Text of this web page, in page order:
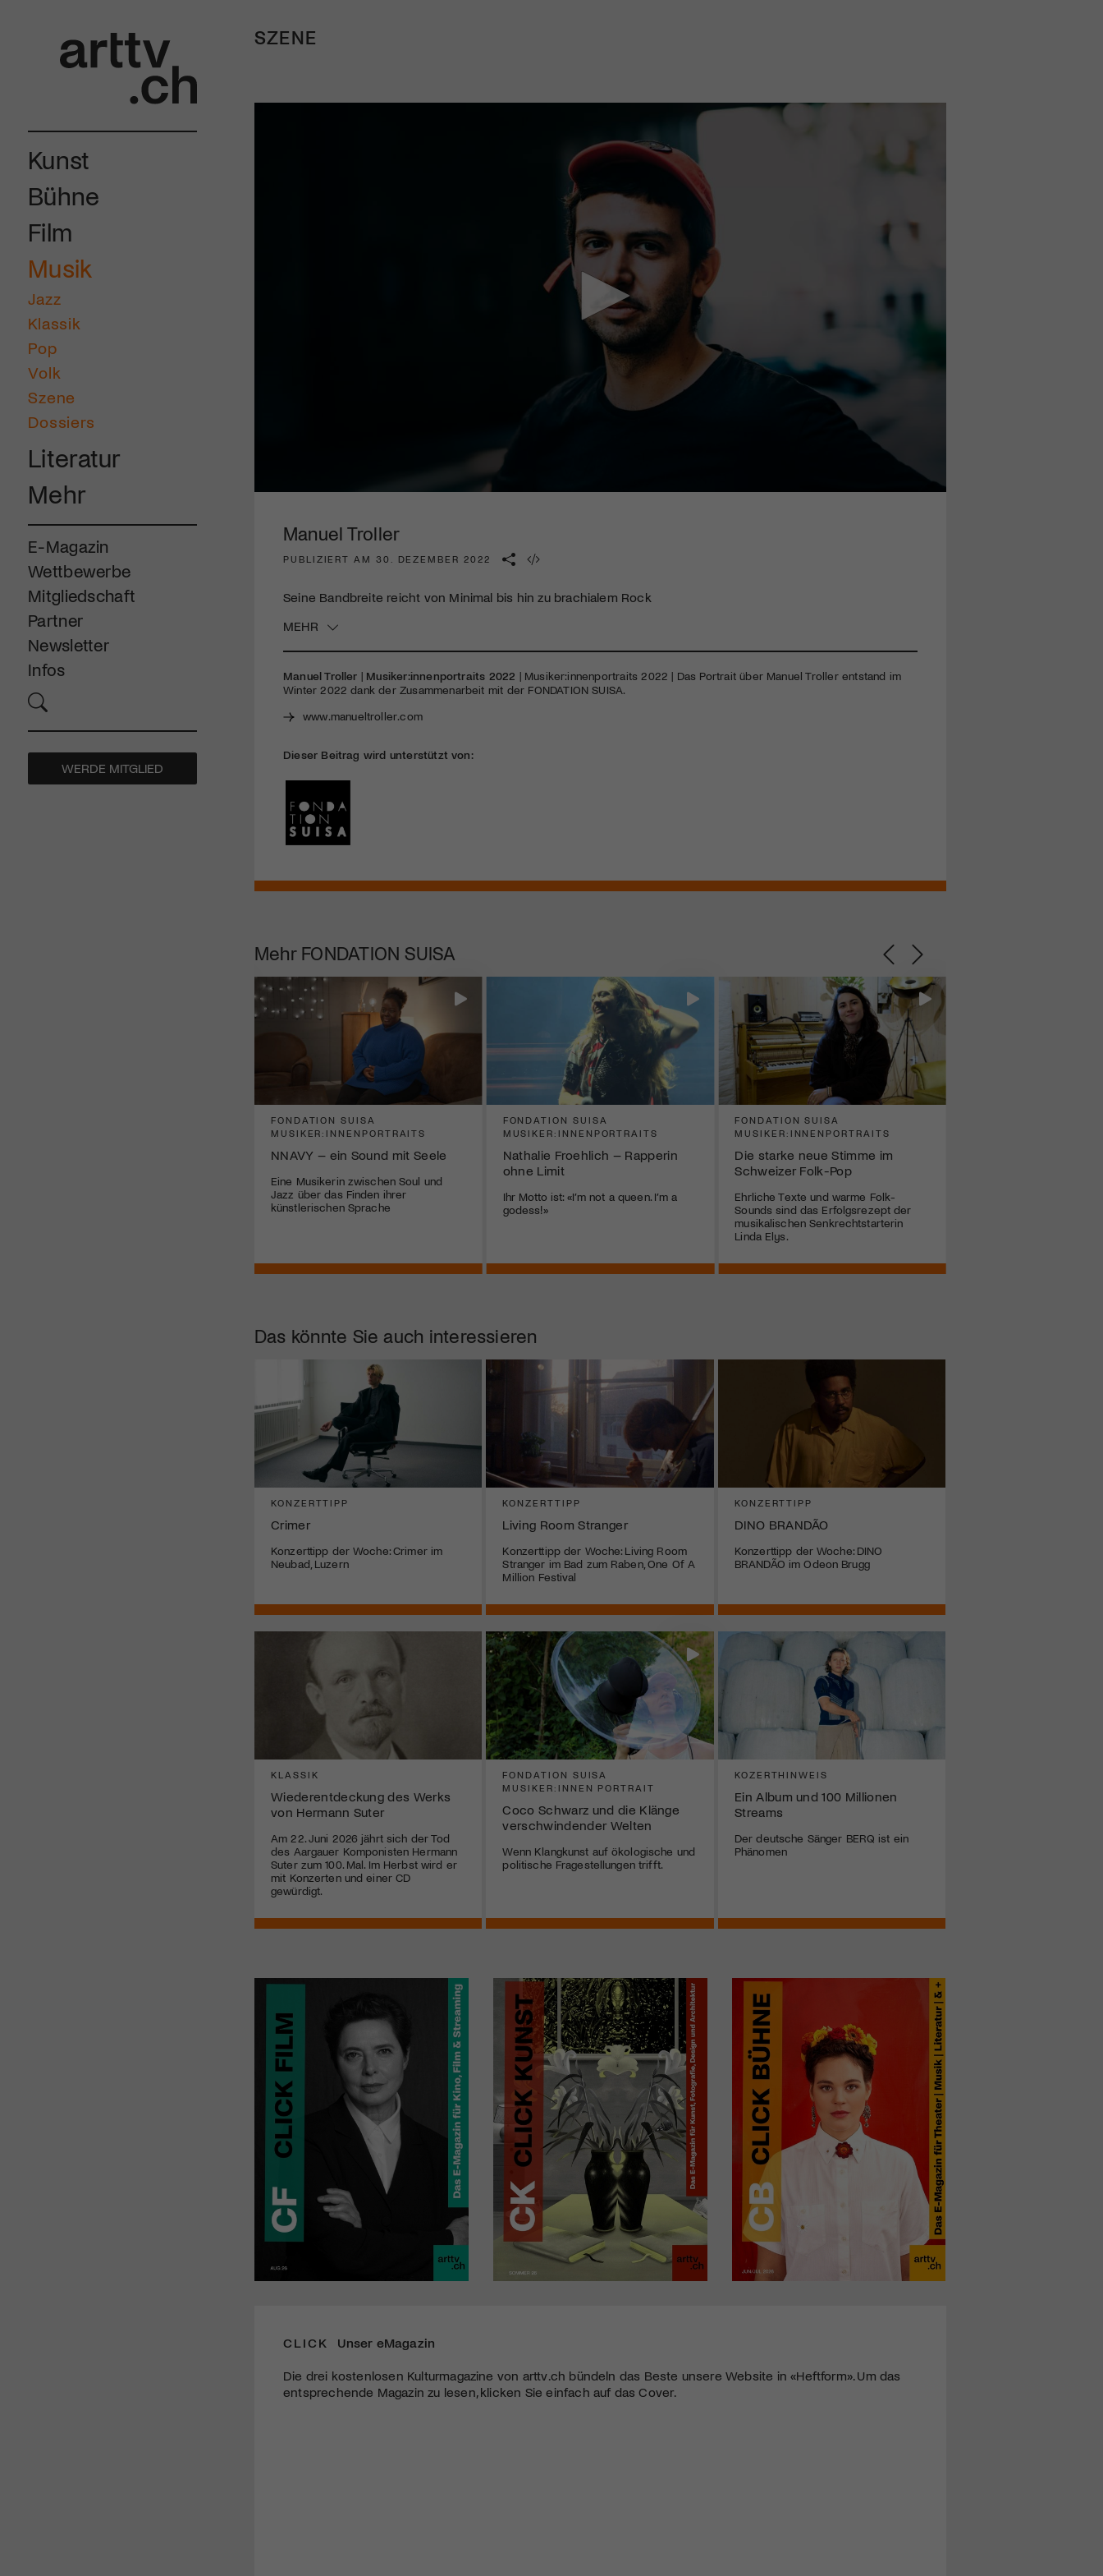
Kunst
Bühne
Film
Musik
Jazz
Klassik
Pop
Volk
Szene
Dossiers
Literatur
Mehr
E-Magazin
Wettbewerbe
Mitgliedschaft
Partner
Newsletter
Infos
WERDE MITGLIED
SZENE
Manuel Troller
PUBLIZIERT AM 30. DEZEMBER 2022
Seine Bandbreite reicht von Minimal bis hin zu brachialem Rock
MEHR
Manuel Troller | Musiker:innenportraits 2022 | Musiker:innenportraits 2022 | Das Portrait über Manuel Troller entstand im
Winter 2022 dank der Zusammenarbeit mit der FONDATION SUISA.
www.manueltroller.com
Dieser Beitrag wird unterstützt von:
Mehr FONDATION SUISA
FONDATION SUISA
MUSIKER:INNENPORTRAITS
NNAVY – ein Sound mit Seele
Eine Musikerin zwischen Soul und
Jazz über das Finden ihrer
künstlerischen Sprache
FONDATION SUISA
MUSIKER:INNENPORTRAITS
Nathalie Froehlich – Rapperin
ohne Limit
Ihr Motto ist: «I’m not a queen. I’m a
godess!»
FONDATION SUISA
MUSIKER:INNENPORTRAITS
Die starke neue Stimme im
Schweizer Folk-Pop
Ehrliche Texte und warme Folk-
Sounds sind das Erfolgsrezept der
musikalischen Senkrechtstarterin
Linda Elys.
Das könnte Sie auch interessieren
KONZERTTIPP
Crimer
Konzerttipp der Woche: Crimer im
Neubad, Luzern
KONZERTTIPP
Living Room Stranger
Konzerttipp der Woche: Living Room
Stranger im Bad zum Raben, One Of A
Million Festival
KONZERTTIPP
DINO BRANDÃO
Konzerttipp der Woche: DINO
BRANDÃO im Odeon Brugg
KLASSIK
Wiederentdeckung des Werks
von Hermann Suter
Am 22. Juni 2026 jährt sich der Tod
des Aargauer Komponisten Hermann
Suter zum 100. Mal. Im Herbst wird er
mit Konzerten und einer CD
gewürdigt.
FONDATION SUISA
MUSIKER:INNEN PORTRAIT
Coco Schwarz und die Klänge
verschwindender Welten
Wenn Klangkunst auf ökologische und
politische Fragestellungen trifft.
KOZERTHINWEIS
Ein Album und 100 Millionen
Streams
Der deutsche Sänger BERQ ist ein
Phänomen
CLICK Unser eMagazin
Die drei kostenlosen Kulturmagazine von arttv.ch bündeln das Beste unsere Website in «Heftform». Um das
entsprechende Magazin zu lesen, klicken Sie einfach auf das Cover.
Engagiere dich als Kulturliebhaber:in, Kulturschaffende(r) oder
Kulturinstitution und unterstütze unsere Arbeit.
Mit deiner Mitgliedschaft erhältst du kostenlosen Zugang zu
Jetzt Mitglied werden